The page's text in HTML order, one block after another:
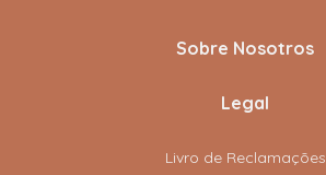
Sobre Nosotros
Legal
Livro de Reclamações